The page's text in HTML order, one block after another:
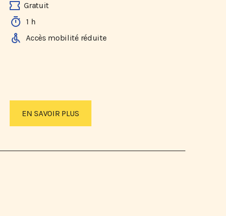
Gratuit
1 h
Accès mobilité réduite
EN SAVOIR PLUS